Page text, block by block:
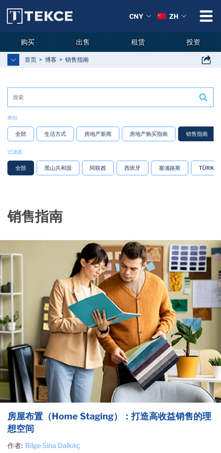
首页 博客 销售指南
类别
全部 生活方式 房地产新闻 房地产购买指南 销售指南
过滤器
全部 黑山共和国 阿联酋 西班牙 塞浦路斯
销售指南
房屋布置（Home Staging）：打造高收益销售的理
想空间
作者: Bilge Sina Dalkılıç
CNY ZH
购买 出售 租赁 投资